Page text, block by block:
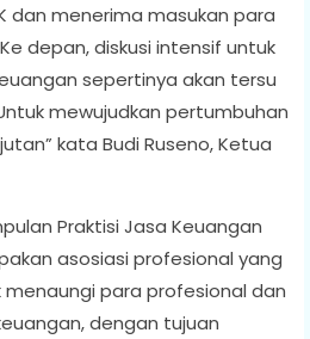
dan menerima masukan para
depan, diskusi intensif untuk
sepertinya akan tersu
mewujudkan pertumbuhan
kata Budi Ruseno, Ketua
Praktisi Jasa Keuangan
asosiasi profesional yang
menaungi para profesional dan
dengan tujuan